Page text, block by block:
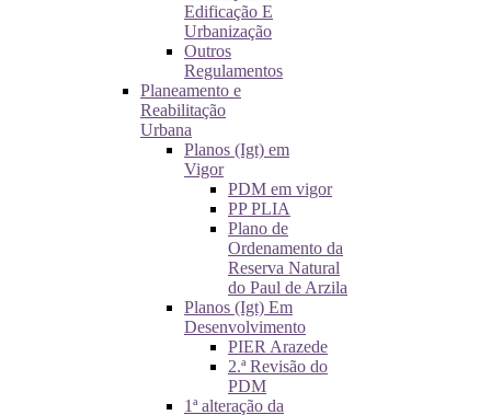
Edificação E
Urbanização
Outros
Regulamentos
Planeamento e
Reabilitação
Urbana
Planos (Igt) em
Vigor
PDM em vigor
PP PLIA
Plano de
Ordenamento da
Reserva Natural
do Paul de Arzila
Planos (Igt) Em
Desenvolvimento
PIER Arazede
2.ª Revisão do
PDM
1ª alteração da